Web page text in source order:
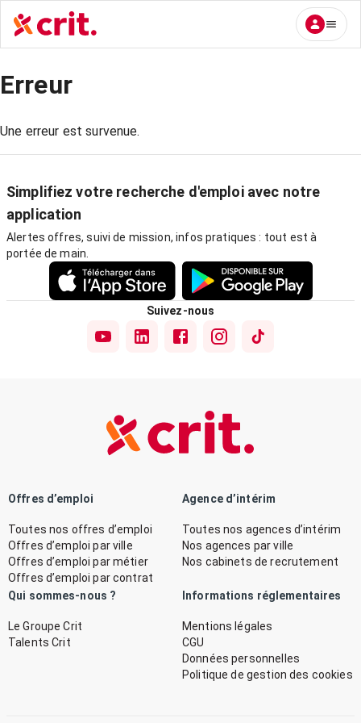
Erreur
Une erreur est survenue.
Simplifiez votre recherche d'emploi avec notre
application
Alertes offres, suivi de mission, infos pratiques : tout est à
portée de main.
Suivez-nous
Offres d’emploi
Toutes nos offres d’emploi
Offres d’emploi par ville
Offres d’emploi par métier
Offres d’emploi par contrat
Agence d’intérim
Toutes nos agences d’intérim
Nos agences par ville
Nos cabinets de recrutement
Qui sommes-nous ?
Le Groupe Crit
Talents Crit
Informations réglementaires
Mentions légales
CGU
Données personnelles
Politique de gestion des cookies